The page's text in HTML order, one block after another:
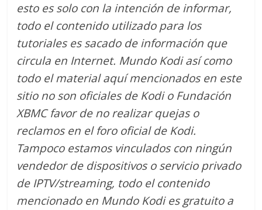
esto es solo con la intención de informar,
todo el contenido utilizado para los
tutoriales es sacado de información que
circula en Internet. Mundo Kodi así como
todo el material aquí mencionados en este
sitio no son oficiales de Kodi o Fundación
XBMC favor de no realizar quejas o
reclamos en el foro oficial de Kodi.
Tampoco estamos vinculados con ningún
vendedor de dispositivos o servicio privado
de IPTV/streaming, todo el contenido
mencionado en Mundo Kodi es gratuito a